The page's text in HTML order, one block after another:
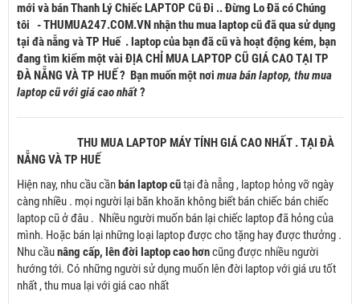
mới và bán Thanh Lý Chiếc LAPTOP Cũ Đi .. Đừng Lo Đã có Chúng
tôi - THUMUA247.COM.VN nhận thu mua laptop cũ đã qua sử dụng
tại đà nẵng và TP Huế . laptop của bạn đã cũ và hoạt động kém, bạn
đang tìm kiếm một vài ĐỊA CHỈ MUA LAPTOP CŨ GIÁ CAO TẠI TP
ĐÀ NẴNG VÀ TP HUẾ ? Bạn muốn một nơi mua bán laptop, thu mua
laptop cũ với giá cao nhất?
THU MUA LAPTOP MÁY TÍNH GIÁ CAO NHẤT . TẠI ĐÀ
NẴNG VÀ TP HUẾ
Hiện nay, nhu cầu cần bán laptop cũtại đà nẵng , laptop hỏng vỡ ngày
càng nhiều . mọi người lại băn khoăn không biết bán chiếc bán chiếc
laptop cũ ở đâu . Nhiều người muốn bán lại chiếc laptop đã hỏng của
mình. Hoặc bán lại những loại laptop được cho tặng hay được thưởng .
Nhu cầunâng cấp, lên đời laptop cao hơncũng được nhiều người
hướng tới. Có những người sử dụng muốn lên đời laptop với giá ưu tốt
nhất , thu mua lại với giá cao nhất